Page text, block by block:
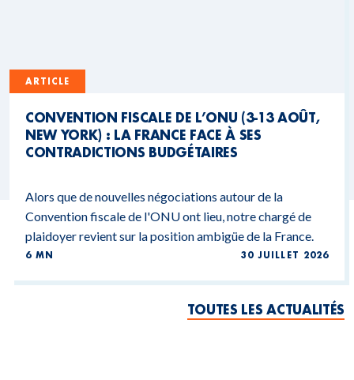
ARTICLE
CONVENTION FISCALE DE L’ONU (3-13 AOÛT,
NEW YORK) : LA FRANCE FACE À SES
CONTRADICTIONS BUDGÉTAIRES
Alors que de nouvelles négociations autour de la
Convention fiscale de l'ONU ont lieu, notre chargé de
plaidoyer revient sur la position ambigüe de la France.
6 MN 30 JUILLET 2026
TOUTES LES ACTUALITÉS